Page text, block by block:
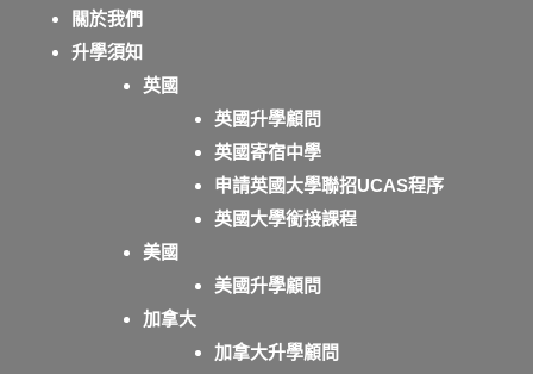
關於我們
升學須知
英國
英國升學顧問
英國寄宿中學
申請英國大學聯招UCAS程序
英國大學銜接課程
美國
美國升學顧問
加拿大
加拿大升學顧問